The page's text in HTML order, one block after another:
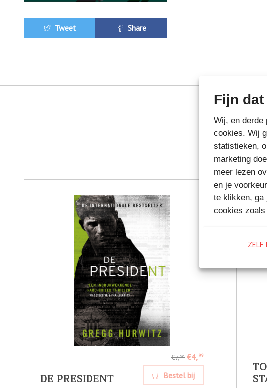
Fijn dat
Wij, en derde
cookies. Wij
statistieken,
marketing
meer lezen
en je
te klikken, ga
cookies
ZELF
Tweet Share
DE PRESIDENT
€7,99 €4,99
Bestel bij